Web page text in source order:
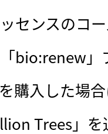
センスのコ
bio:renew」
購入した場
Trees」